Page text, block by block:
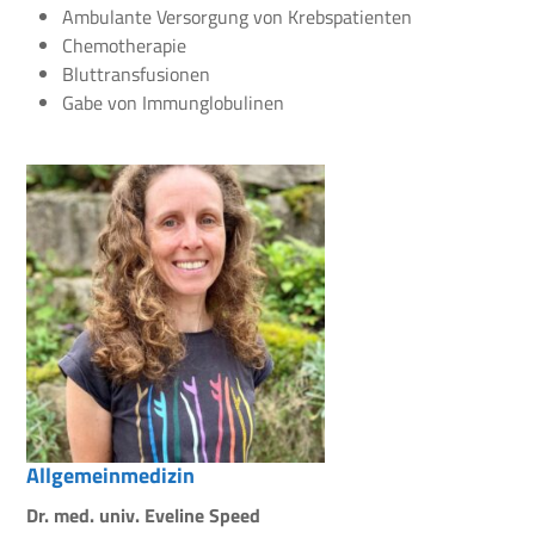
Ambulante Versorgung von Krebspatienten
Chemotherapie
Bluttransfusionen
Gabe von Immunglobulinen
Allgemeinmedizin
Dr. med. univ. Eveline Speed